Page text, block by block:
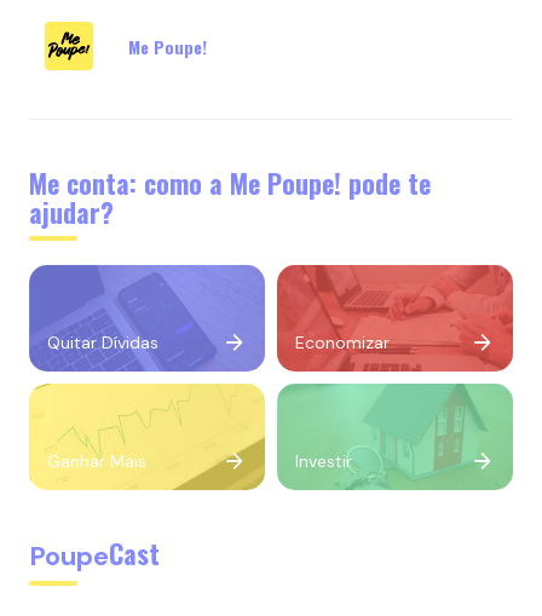
Me Poupe!
Me conta: como a Me Poupe! pode te
ajudar?
Quitar Dívidas Economizar
Ganhar Mais Investir
PoupeCast